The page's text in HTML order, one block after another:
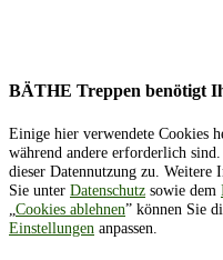
BÄTHE Treppen benötigt
Einige hier verwendete Cookies
während andere erforderlich
dieser Datennutzung zu. Weitere
Sie unter Datenschutz sowie dem
„Cookies ablehnen” können Sie
Einstellungen anpassen.